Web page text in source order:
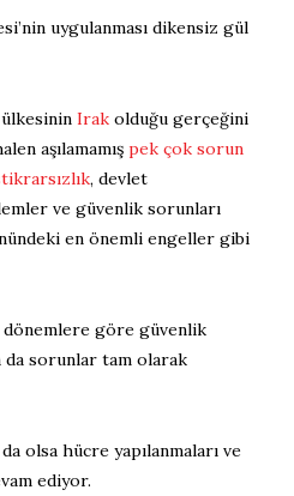
uygulanması dikensiz gül
Irak olduğu gerçeğini
aşılamamış pek çok sorun
, devlet
ve güvenlik sorunları
en önemli engeller gibi
dönemlere göre güvenlik
da sorunlar tam olarak
da olsa hücre yapılanmaları ve
ediyor.